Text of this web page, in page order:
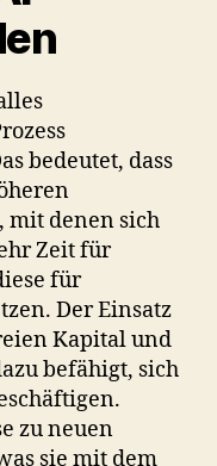
bedeutet, dass
mit denen sich
Zeit für
für
Der Einsatz
Kapital und
befähigt, sich
zu neuen
sie mit dem